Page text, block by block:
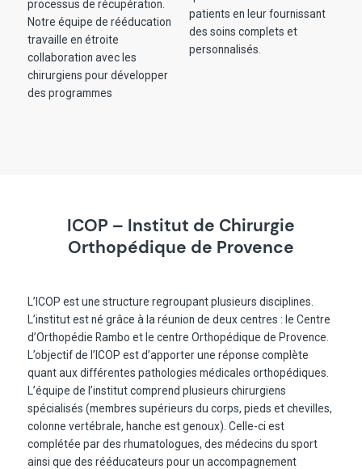
processus de récupération.
Notre équipe de rééducation
travaille en étroite
collaboration avec les
chirurgiens pour développer
des programmes
patients en leur fournissant
des soins complets et
personnalisés.
ICOP – Institut de Chirurgie
Orthopédique de Provence
L’ICOP est une structure regroupant plusieurs disciplines.
L’institut est né grâce à la réunion de deux centres : le Centre
d’Orthopédie Rambo et le centre Orthopédique de Provence.
L’objectif de l’ICOP est d’apporter une réponse complète
quant aux différentes pathologies médicales orthopédiques.
L’équipe de l’institut comprend plusieurs chirurgiens
spécialisés (membres supérieurs du corps, pieds et chevilles,
colonne vertébrale, hanche est genoux). Celle-ci est
complétée par des rhumatologues, des médecins du sport
ainsi que des rééducateurs pour un accompagnement